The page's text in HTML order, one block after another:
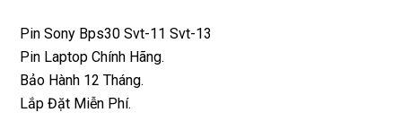
Pin Sony Bps30 Svt-11 Svt-13
Pin Laptop Chính Hãng.
Bảo Hành 12 Tháng.
Lắp Đặt Miễn Phí.